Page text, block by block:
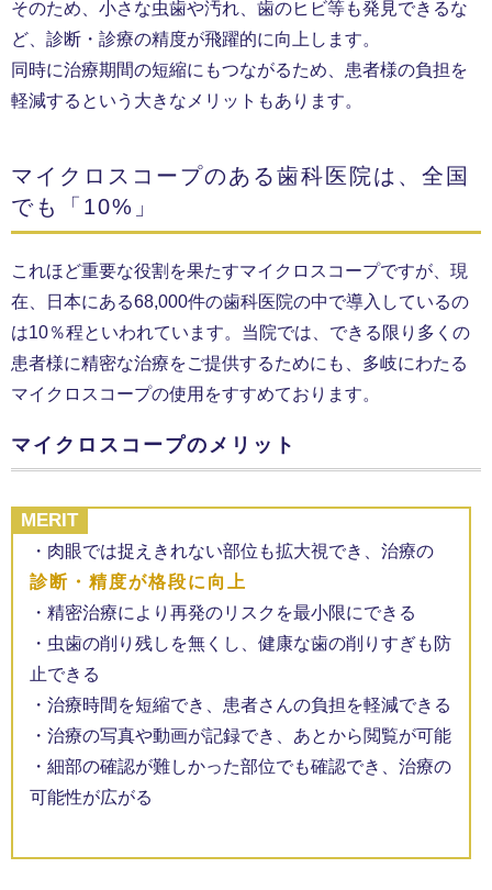
そのため、小さな虫歯や汚れ、歯のヒビ等も発見できるな
ど、診断・診療の精度が飛躍的に向上します。
同時に治療期間の短縮にもつながるため、患者様の負担を
軽減するという大きなメリットもあります。
マイクロスコープのある歯科医院は、全国
でも「10%」
これほど重要な役割を果たすマイクロスコープですが、現
在、日本にある68,000件の歯科医院の中で導入しているの
は10％程といわれています。当院では、できる限り多くの
患者様に精密な治療をご提供するためにも、多岐にわたる
マイクロスコープの使用をすすめております。
マイクロスコープのメリット
MERIT
・肉眼では捉えきれない部位も拡大視でき、治療の
診断・精度が格段に向上
・精密治療により再発のリスクを最小限にできる
・虫歯の削り残しを無くし、健康な歯の削りすぎも防
止できる
・治療時間を短縮でき、患者さんの負担を軽減できる
・治療の写真や動画が記録でき、あとから閲覧が可能
・細部の確認が難しかった部位でも確認でき、治療の
可能性が広がる